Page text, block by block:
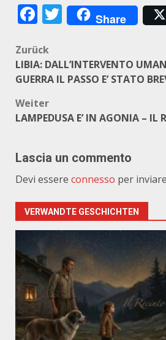
Facebook
Twitter
Share
Beitragsnavigation
Zurück
LIBIA: DALL’INTERVENTO
GUERRA IL PASSO E’ STATO
Weiter
LAMPEDUSA E’ IN AGONIA – IL
Lascia un commento
Devi essere connesso per
VERWANDTE GESCHICHTEN